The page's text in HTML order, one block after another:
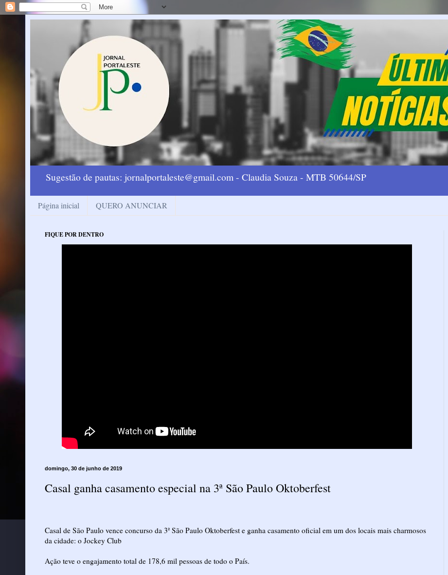
Sugestão de pautas: jornalportaleste@gmail.com - Claudia Souza - MTB 50644/SP
Página inicial QUERO ANUNCIAR
FIQUE POR DENTRO
domingo, 30 de junho de 2019
Casal ganha casamento especial na 3ª São Paulo Oktoberfest
Casal de São Paulo vence concurso da 3ª São Paulo Oktoberfest e ganha casamento oficial em um dos locais mais charmosos
da cidade: o Jockey Club
Ação teve o engajamento total de 178,6 mil pessoas de todo o País.